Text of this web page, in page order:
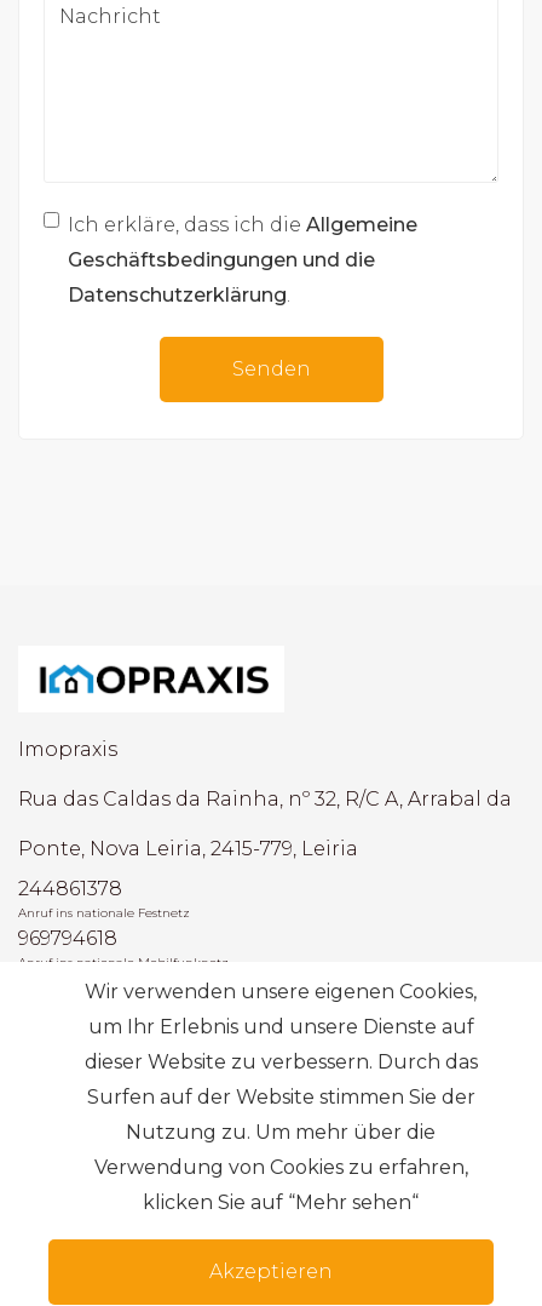
Nachricht
Ich erkläre, dass ich die Allgemeine
Geschäftsbedingungen und die
Datenschutzerklärung
Senden
Imopraxis
Rua das Caldas da Rainha, nº 32, R/C A, Arrabal da
Ponte, Nova Leiria, 2415-779, Leiria
244861378
Anruf ins nationale Festnetz
969794618
Anruf ins nationale Mobilfunknetz
AMI: 22493
Die häufigsten Suchanfragen
Abonnieren
Geschäftsbedingungen
Wir verwenden unsere eigenen Cookies,
um Ihr Erlebnis und unsere Dienste auf
dieser Website zu verbessern. Durch das
Surfen auf der Website stimmen Sie der
Nutzung zu. Um mehr über die
Verwendung von Cookies zu erfahren,
klicken Sie auf “Mehr sehen“
Akzeptieren